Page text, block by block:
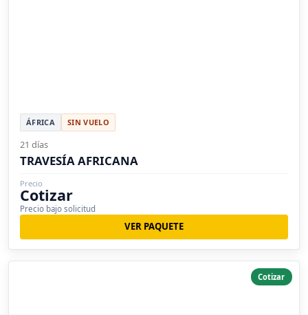
ÁFRICA SIN VUELO
21 días
TRAVESÍA AFRICANA
Precio
Cotizar
Precio bajo solicitud
VER PAQUETE
Cotizar